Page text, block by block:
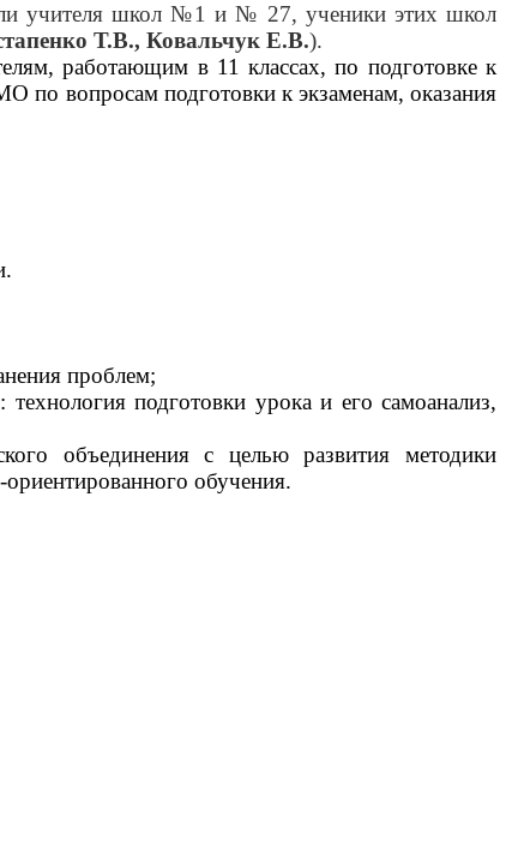
учителя школ №1 и № 27, ученики этих школ
Т.В., Ковальчук Е.В.).
работающим в 11 классах, по подготовке к
по вопросам подготовки к экзаменам, оказания
проблем;
подготовки урока и его самоанализ,
объединения с целью развития методики
обучения.